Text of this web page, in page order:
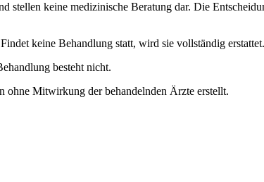
stellen keine medizinische Beratung dar. Die
keine Behandlung statt, wird sie vollständig erstattet.
besteht nicht.
ohne Mitwirkung der behandelnden Ärzte erstellt.